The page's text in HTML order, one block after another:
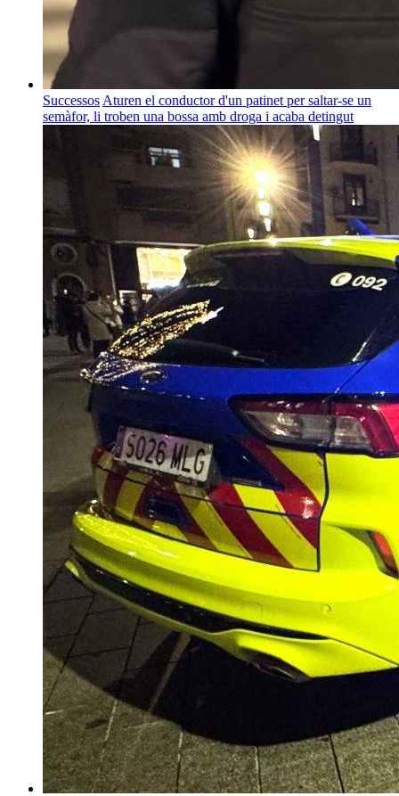
Successos Aturen el conductor d'un patinet per saltar-se un
semàfor, li troben una bossa amb droga i acaba detingut